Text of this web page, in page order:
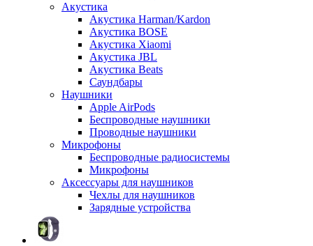
Акустика
Акустика Harman/Kardon
Акустика BOSE
Акустика Xiaomi
Акустика JBL
Акустика Beats
Саундбары
Наушники
Apple AirPods
Беспроводные наушники
Проводные наушники
Микрофоны
Беспроводные радиосистемы
Микрофоны
Аксессуары для наушников
Чехлы для наушников
Зарядные устройства